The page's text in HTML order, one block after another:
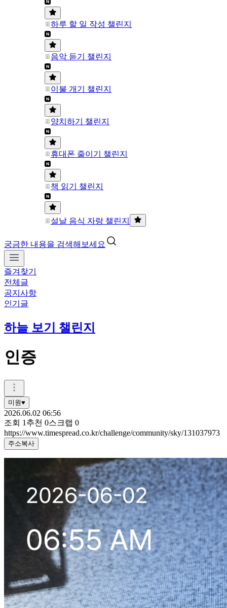
하루 할 일 작성 챌린지
음악 듣기 챌린지
이불 개기 챌린지
양치하기 챌린지
휴대폰 줄이기 챌린지
책 읽기 챌린지
설날 음식 자랑 챌린지
궁금한 내용을 검색해보세요
즐겨찾기
전체글
공지사항
인기글
하늘 보기 챌린지
인증
미원♥
2026.06.02 06:56
조회 1 추천 0스크랩 0
https://www.timespread.co.kr/challenge/community/sky/131037973
주소복사